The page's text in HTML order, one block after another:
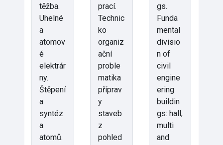
těžba.
Uhelné
a
atomov
é
elektrár
ny.
Štěpení
a
syntéz
a
atomů.
prací.
Technic
ko
organiz
ační
proble
matika
příprav
y
staveb
z
pohled
gs.
Funda
mental
divisio
n of
civil
engine
ering
buildin
gs: hall,
multi
and